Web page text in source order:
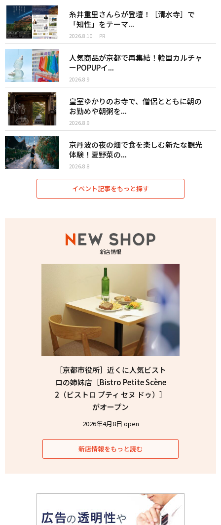
糸井重里さんらが登壇！［清水寺］で
「知性」をテーマ...
2026.8.10 PR
人気商品が京都で再集結！韓国カルチャ
ーPOPUPイ...
2026.8.9
皇室ゆかりのお寺で、僧侶とともに朝の
お勤めや朝粥を...
2026.8.9
京丹波の夜の畑で食を楽しむ新たな観光
体験！夏野菜の...
2026.8.8
イベント記事をもっと探す
新店情報
［京都市役所］近くに人気ビスト
ロの姉妹店［Bistro Petite Scène
2（ビストロ プティ セヌ ドゥ）］
がオープン
2026年4月8日 open
新店情報をもっと読む